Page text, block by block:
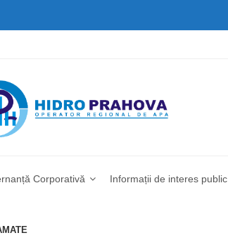
Corporativă Informații de interes public